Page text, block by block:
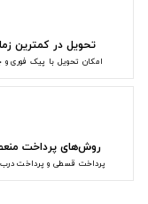
تحویل در کمترین
امکان تحویل با پیک فوری و
روش‌های پرداخت
پرداخت قسطی و پرداخت